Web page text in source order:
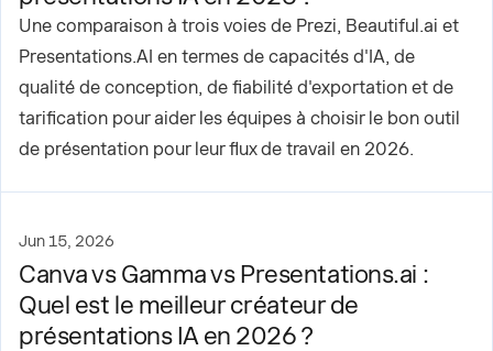
Une comparaison à trois voies de Prezi, Beautiful.ai et
Presentations.AI en termes de capacités d'IA, de
qualité de conception, de fiabilité d'exportation et de
tarification pour aider les équipes à choisir le bon outil
de présentation pour leur flux de travail en 2026.
Jun 15, 2026
Canva vs Gamma vs Presentations.ai :
Quel est le meilleur créateur de
présentations IA en 2026 ?